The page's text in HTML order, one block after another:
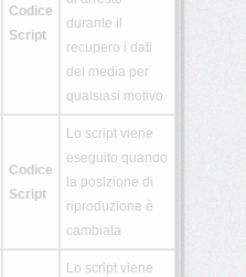
Codice
Script
durante il
recupero i dati
dei media per
qualsiasi motivo
Codice
Script
Lo script viene
eseguito quando
la posizione di
riproduzione è
cambiata
Lo script viene